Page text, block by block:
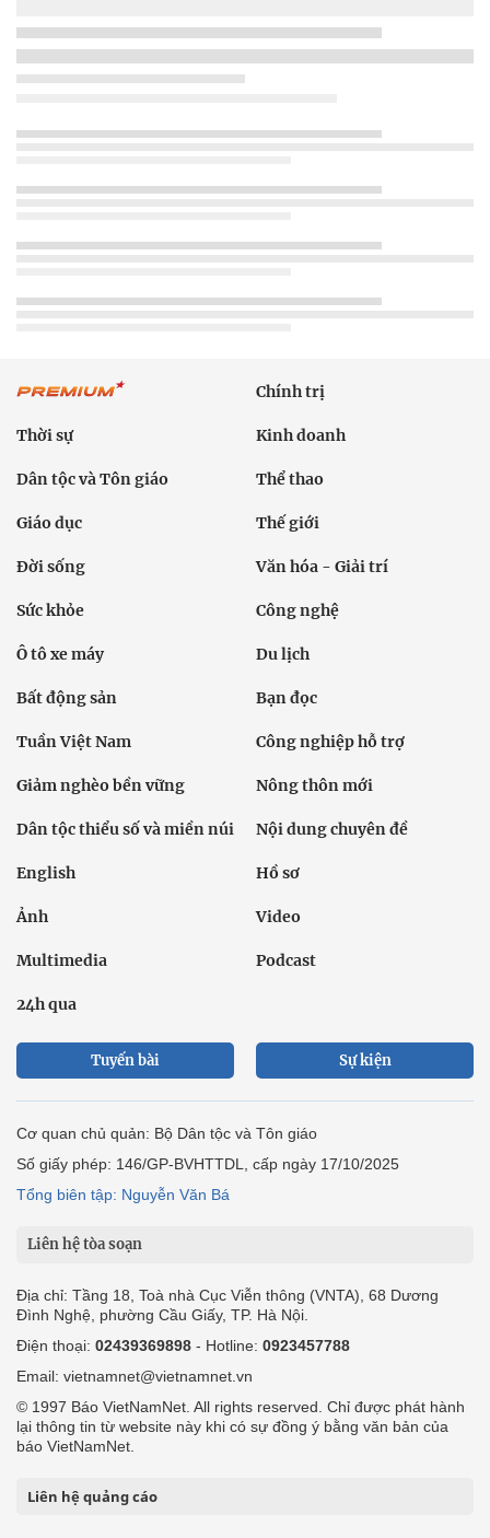
Chính trị
Thời sự Kinh doanh
Dân tộc và Tôn giáo Thể thao
Giáo dục Thế giới
Đời sống Văn hóa - Giải trí
Sức khỏe Công nghệ
Ô tô xe máy Du lịch
Bất động sản Bạn đọc
Tuần Việt Nam Công nghiệp hỗ trợ
Giảm nghèo bền vững Nông thôn mới
Dân tộc thiểu số và miền núi Nội dung chuyên đề
English Hồ sơ
Ảnh Video
Multimedia Podcast
24h qua
Tuyến bài Sự kiện
Cơ quan chủ quản: Bộ Dân tộc và Tôn giáo
Số giấy phép: 146/GP-BVHTTDL, cấp ngày 17/10/2025
Tổng biên tập: Nguyễn Văn Bá
Liên hệ tòa soạn
Địa chỉ: Tầng 18, Toà nhà Cục Viễn thông (VNTA), 68 Dương
Đình Nghệ, phường Cầu Giấy, TP. Hà Nội.
Điện thoại: 02439369898 - Hotline: 0923457788
Email: vietnamnet@vietnamnet.vn
© 1997 Báo VietNamNet. All rights reserved. Chỉ được phát hành
lại thông tin từ website này khi có sự đồng ý bằng văn bản của
báo VietNamNet.
Liên hệ quảng cáo